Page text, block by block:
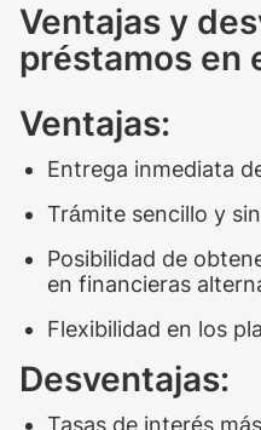
Ventajas y
préstamos en
Ventajas:
Entrega inmediata
Trámite sencillo y
Posibilidad de
en financieras
Flexibilidad en los
Desventajas:
Tasas de interés